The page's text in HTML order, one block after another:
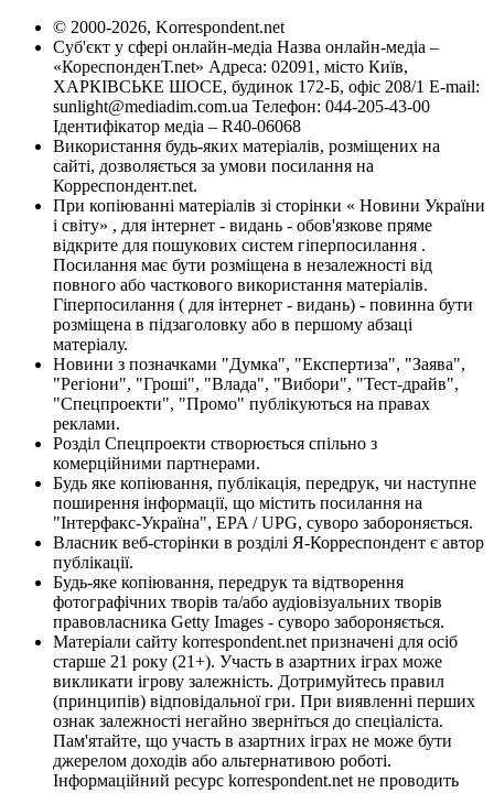
© 2000-2026, Korrespondent.net
Суб'єкт у сфері онлайн-медіа Назва онлайн-медіа –
«КореспонденТ.net» Адреса: 02091, місто Київ,
ХАРКІВСЬКЕ ШОСЕ, будинок 172-Б, офіс 208/1 E-mail:
sunlight@mediadim.com.ua Телефон: 044-205-43-00
Ідентифікатор медіа – R40-06068
Використання будь-яких матеріалів, розміщених на
сайті, дозволяється за умови посилання на
Корреспондент.net.
При копіюванні матеріалів зі сторінки « Новини України
і світу» , для інтернет - видань - обов'язкове пряме
відкрите для пошукових систем гіперпосилання .
Посилання має бути розміщена в незалежності від
повного або часткового використання матеріалів.
Гіперпосилання ( для інтернет - видань) - повинна бути
розміщена в підзаголовку або в першому абзаці
матеріалу.
Новини з позначками "Думка", "Експертиза", "Заява",
"Регіони", "Гроші", "Влада", "Вибори", "Тест-драйв",
"Спецпроекти", "Промо" публікуються на правах
реклами.
Розділ Спецпроекти створюється спільно з
комерційними партнерами.
Будь яке копіювання, публікація, передрук, чи наступне
поширення інформації, що містить посилання на
"Інтерфакс-Україна", EPA / UPG, суворо забороняється.
Власник веб-сторінки в розділі Я-Корреспондент є автор
публікації.
Будь-яке копіювання, передрук та відтворення
фотографічних творів та/або аудіовізуальних творів
правовласника Getty Images - суворо забороняється.
Матеріали сайту korrespondent.net призначені для осіб
старше 21 року (21+). Участь в азартних іграх може
викликати ігрову залежність. Дотримуйтесь правил
(принципів) відповідальної гри. При виявленні перших
ознак залежності негайно зверніться до спеціаліста.
Пам'ятайте, що участь в азартних іграх не може бути
джерелом доходів або альтернативою роботі.
Інформаційний ресурс korrespondent.net не проводить